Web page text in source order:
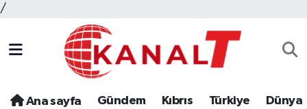
/
Ana sayfa Gündem Kıbrıs Türkiye Dünya